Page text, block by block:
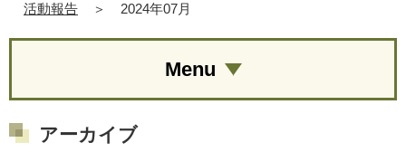
活動報告
＞ 2024年07月
Menu
アーカイブ